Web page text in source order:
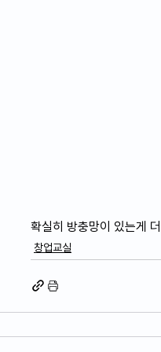
확실히 방충망이 있는게
창업교실